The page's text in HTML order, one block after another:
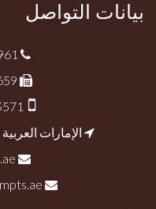
بيانات التواصل
الإمارات